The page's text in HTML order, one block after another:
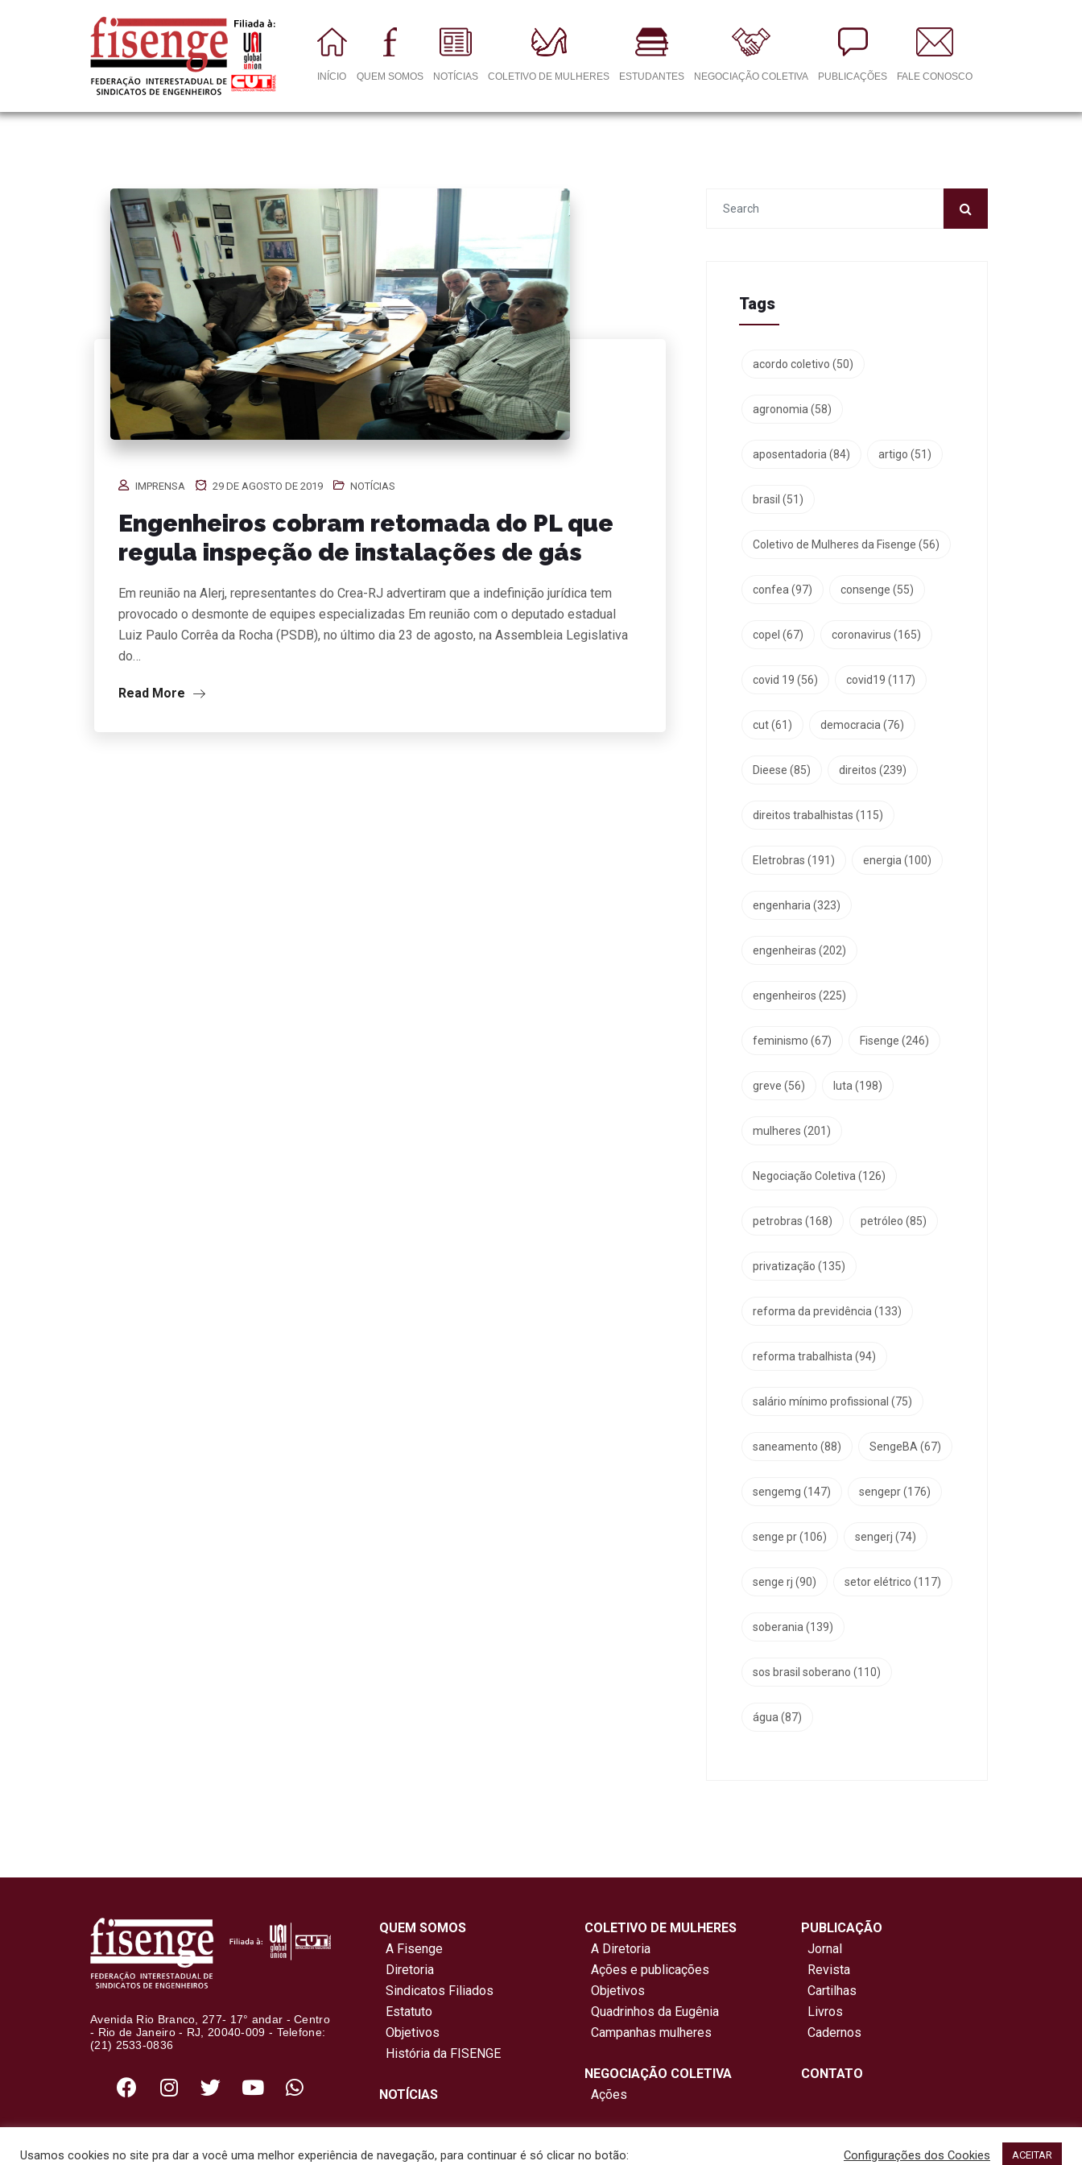
INÍCIO QUEM SOMOS NOTÍCIAS COLETIVO DE MULHERES ESTUDANTES NEGOCIAÇÃO COLETIVA PUBLICAÇÕES FALE CONOSCO
IMPRENSA 29 DE AGOSTO DE 2019 NOTÍCIAS
Engenheiros cobram retomada do PL que
regula inspeção de instalações de gás
Em reunião na Alerj, representantes do Crea-RJ advertiram que a indefinição jurídica tem
provocado o desmonte de equipes especializadas Em reunião com o deputado estadual
Luiz Paulo Corrêa da Rocha (PSDB), no último dia 23 de agosto, na Assembleia Legislativa
do…
Read More
Tags
acordo coletivo (50)
agronomia (58)
aposentadoria (84) artigo (51)
brasil (51)
Coletivo de Mulheres da Fisenge (56)
confea (97) consenge (55)
copel (67) coronavirus (165)
covid 19 (56) covid19 (117)
cut(61) democracia (76)
Dieese (85) direitos (239)
direitos trabalhistas (115)
Eletrobras (191) energia (100)
engenharia (323)
engenheiras (202)
engenheiros (225)
feminismo (67) Fisenge (246)
greve (56) luta (198)
mulheres (201)
Negociação Coletiva (126)
petrobras (168) petróleo (85)
privatização (135)
reforma da previdência (133)
reforma trabalhista (94)
salário mínimo profissional (75)
saneamento (88) SengeBA (67)
sengemg (147) sengepr(176)
senge pr(106) sengerj (74)
senge rj (90) setor elétrico (117)
soberania (139)
sos brasil soberano (110)
água (87)
Avenida Rio Branco, 277- 17° andar - Centro
- Rio de Janeiro - RJ, 20040-009 - Telefone:
(21) 2533-0836
QUEM SOMOS
A Fisenge
Diretoria
Sindicatos Filiados
Estatuto
Objetivos
História da FISENGE
NOTÍCIAS
COLETIVO DE MULHERES
A Diretoria
Ações e publicações
Objetivos
Quadrinhos da Eugênia
Campanhas mulheres
NEGOCIAÇÃO COLETIVA
Ações
PUBLICAÇÃO
Jornal
Revista
Cartilhas
Livros
Cadernos
CONTATO
Usamos cookies no site pra dar a você uma melhor experiência de navegação, para continuar é só clicar no botão: Configurações dos Cookies ACEITAR